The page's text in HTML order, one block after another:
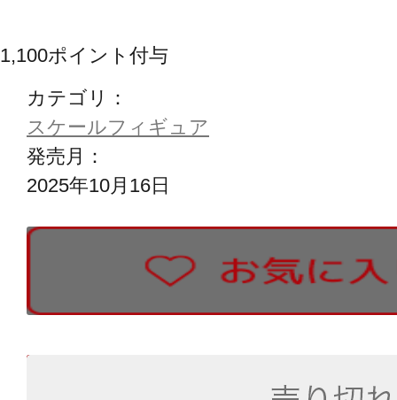
1,100ポイント付与
カテゴリ：
スケールフィギュア
発売月：
2025年10月16日